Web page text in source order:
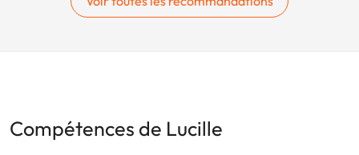
Compétences de Lucille